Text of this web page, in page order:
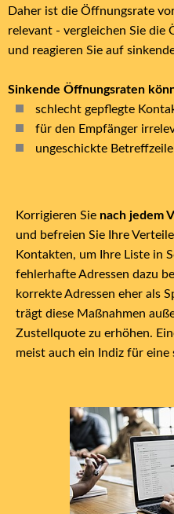
Daher ist die Öffnungsrate
relevant - vergleichen Sie die
und reagieren Sie auf
Sinkende Öffnungsraten
schlecht gepflegte
für den Empfänger
ungeschickte
Korrigieren Sie nach jedem
und befreien Sie Ihre
Kontakten, um Ihre Liste in
fehlerhafte Adressen dazu
korrekte Adressen eher als
trägt diese Maßnahmen
Zustellquote zu erhöhen.
meist auch ein Indiz für